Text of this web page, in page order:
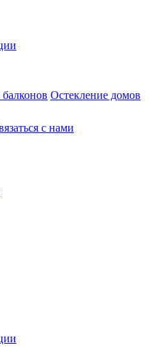
Остекление домов
с нами